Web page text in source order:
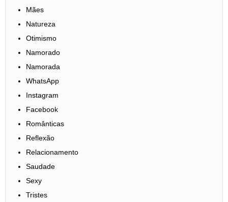
Mães
Natureza
Otimismo
Namorado
Namorada
WhatsApp
Instagram
Facebook
Românticas
Reflexão
Relacionamento
Saudade
Sexy
Tristes